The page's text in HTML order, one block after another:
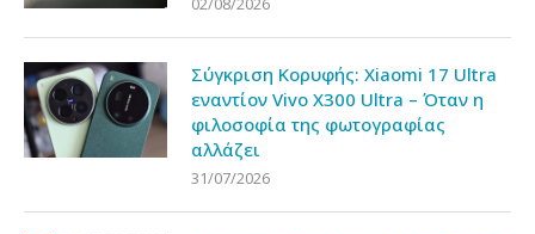
Σύγκριση Κορυφής: Xiaomi 17 Ultra
εναντίον Vivo X300 Ultra – Όταν η
φιλοσοφία της φωτογραφίας
αλλάζει
31/07/2026